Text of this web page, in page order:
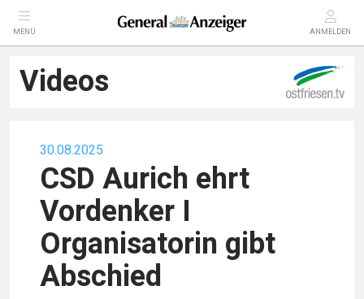
MENÜ ANMELDEN
Videos
30.08.2025
CSD Aurich ehrt
Vordenker I
Organisatorin gibt
Abschied